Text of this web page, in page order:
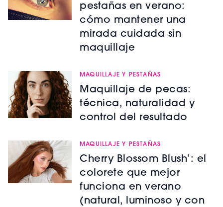
pestañas en verano:
cómo mantener una
mirada cuidada sin
maquillaje
MAQUILLAJE Y PESTAÑAS
Maquillaje de pecas:
técnica, naturalidad y
control del resultado
MAQUILLAJE Y PESTAÑAS
Cherry Blossom Blush’: el
colorete que mejor
funciona en verano
(natural, luminoso y con